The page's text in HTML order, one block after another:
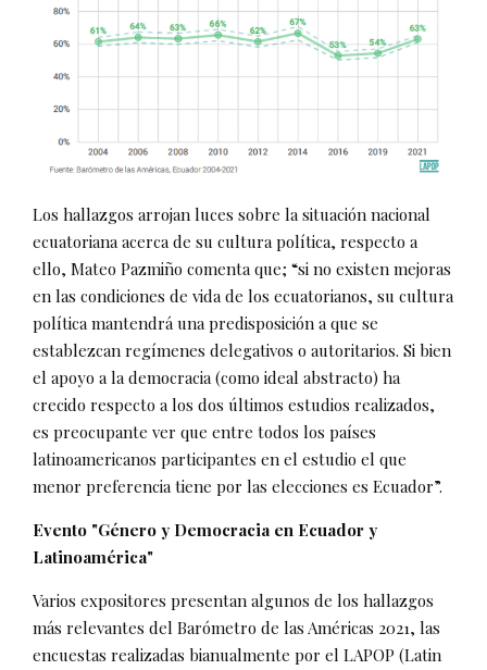
Los hallazgos arrojan luces sobre la situación nacional
ecuatoriana acerca de su cultura política, respecto a
ello, Mateo Pazmiño comenta que; “si no existen mejoras
en las condiciones de vida de los ecuatorianos, su cultura
política mantendrá una predisposición a que se
establezcan regímenes delegativos o autoritarios. Si bien
el apoyo a la democracia (como ideal abstracto) ha
crecido respecto a los dos últimos estudios realizados,
es preocupante ver que entre todos los países
latinoamericanos participantes en el estudio el que
menor preferencia tiene por las elecciones es Ecuador”.
Evento "Género y Democracia en Ecuador y
Latinoamérica"
Varios expositores presentan algunos de los hallazgos
más relevantes del Barómetro de las Américas 2021, las
encuestas realizadas bianualmente por el LAPOP (Latin